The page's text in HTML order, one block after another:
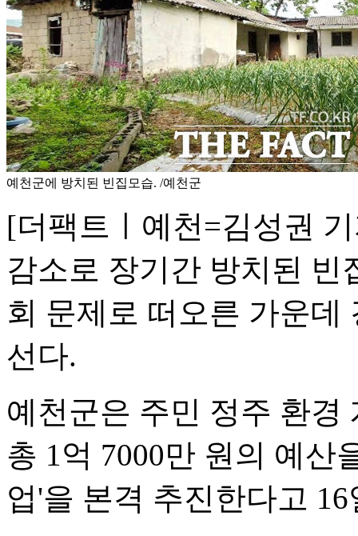
예천군에 방치된 빈집모습. /예천군
[더팩트ㅣ예천=김성권
감소로 장기간 방치된 빈
회 문제로 떠오른 가운데
선다.
예천군은 주민 정주 환경
총 1억 7000만 원의 예산
업'을 본격 추진한다고